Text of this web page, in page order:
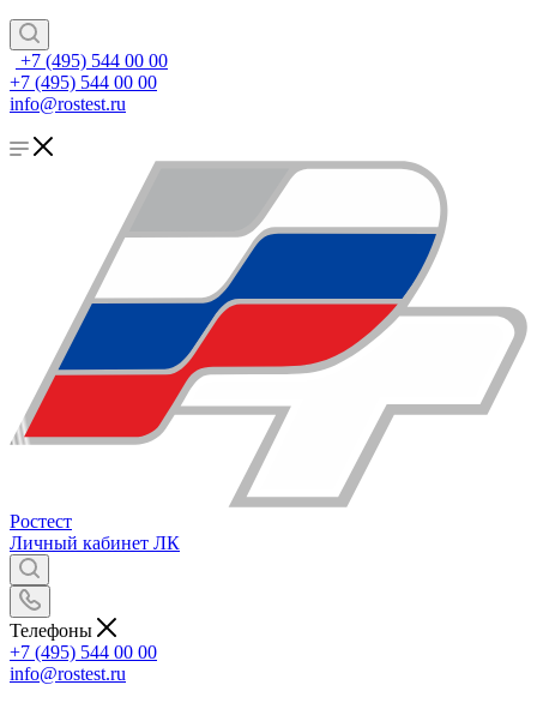
+7 (495) 544 00 00
+7 (495) 544 00 00
info@rostest.ru
Ростест
Личный кабинет ЛК
Телефоны
+7 (495) 544 00 00
info@rostest.ru